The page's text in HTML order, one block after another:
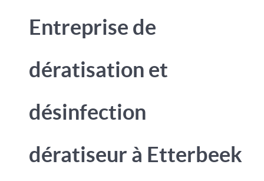
Entreprise de
dératisation et
désinfection
dératiseur à Etterbeek